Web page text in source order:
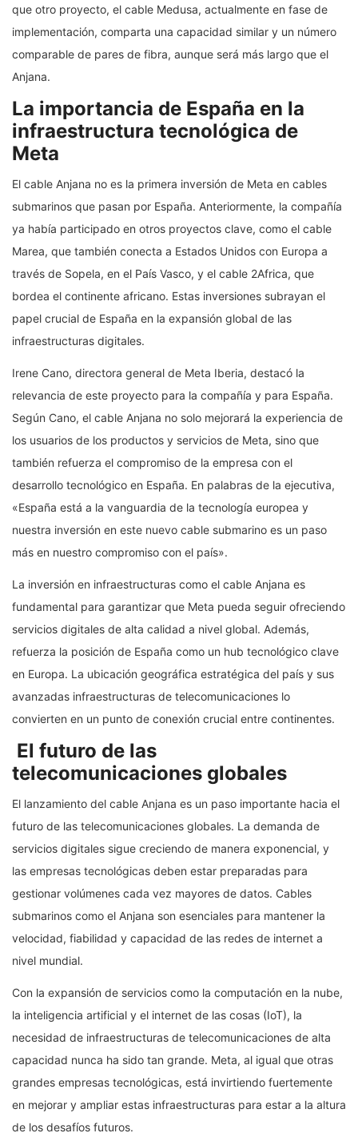
que otro proyecto, el cable Medusa, actualmente en fase de
implementación, comparta una capacidad similar y un número
comparable de pares de fibra, aunque será más largo que el
Anjana.
La importancia de España en la
infraestructura tecnológica de
Meta
El cable Anjana no es la primera inversión de Meta en cables
submarinos que pasan por España. Anteriormente, la compañía
ya había participado en otros proyectos clave, como el cable
Marea, que también conecta a Estados Unidos con Europa a
través de Sopela, en el País Vasco, y el cable 2Africa, que
bordea el continente africano. Estas inversiones subrayan el
papel crucial de España en la expansión global de las
infraestructuras digitales.
Irene Cano, directora general de Meta Iberia, destacó la
relevancia de este proyecto para la compañía y para España.
Según Cano, el cable Anjana no solo mejorará la experiencia de
los usuarios de los productos y servicios de Meta, sino que
también refuerza el compromiso de la empresa con el
desarrollo tecnológico en España. En palabras de la ejecutiva,
«España está a la vanguardia de la tecnología europea y
nuestra inversión en este nuevo cable submarino es un paso
más en nuestro compromiso con el país».
La inversión en infraestructuras como el cable Anjana es
fundamental para garantizar que Meta pueda seguir ofreciendo
servicios digitales de alta calidad a nivel global. Además,
refuerza la posición de España como un hub tecnológico clave
en Europa. La ubicación geográfica estratégica del país y sus
avanzadas infraestructuras de telecomunicaciones lo
convierten en un punto de conexión crucial entre continentes.
El futuro de las
telecomunicaciones globales
El lanzamiento del cable Anjana es un paso importante hacia el
futuro de las telecomunicaciones globales. La demanda de
servicios digitales sigue creciendo de manera exponencial, y
las empresas tecnológicas deben estar preparadas para
gestionar volúmenes cada vez mayores de datos. Cables
submarinos como el Anjana son esenciales para mantener la
velocidad, fiabilidad y capacidad de las redes de internet a
nivel mundial.
Con la expansión de servicios como la computación en la nube,
la inteligencia artificial y el internet de las cosas (IoT), la
necesidad de infraestructuras de telecomunicaciones de alta
capacidad nunca ha sido tan grande. Meta, al igual que otras
grandes empresas tecnológicas, está invirtiendo fuertemente
en mejorar y ampliar estas infraestructuras para estar a la altura
de los desafíos futuros.